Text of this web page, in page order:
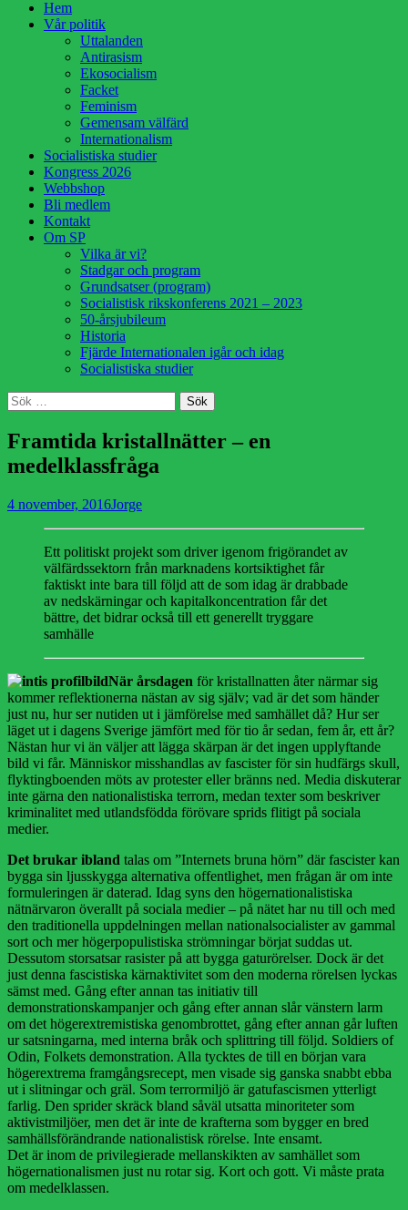
HoppaHem
Vår politik
Uttalanden
Antirasism
Ekosocialism
Facket
Feminism
Gemensam välfärd
Internationalism
Socialistiska studier
Kongress 2026
Webbshop
Bli medlem
Kontakt
Om SP
Vilka är vi?
Stadgar och program
Grundsatser (program)
Socialistisk rikskonferens 2021 – 2023
50-årsjubileum
Historia
Fjärde Internationalen igår och idag
Socialistiska studier
Sök
Sök
efter:
Framtida kristallnätter – en
medelklassfråga
Publicerad
4 november, 2016Författare
Jorge
Ett politiskt projekt som driver igenom frigörandet av
välfärdssektorn från marknadens kortsiktighet får
faktiskt inte bara till följd att de som idag är drabbade
av nedskärningar och kapitalkoncentration får det
bättre, det bidrar också till ett generellt tryggare
samhälle
När årsdagen för kristallnatten åter närmar sig
kommer reflektionerna nästan av sig själv; vad är det som händer
just nu, hur ser nutiden ut i jämförelse med samhället då? Hur ser
läget ut i dagens Sverige jämfört med för tio år sedan, fem år, ett år?
Nästan hur vi än väljer att lägga skärpan är det ingen upplyftande
bild vi får. Människor misshandlas av fascister för sin hudfärgs skull,
flyktingboenden möts av protester eller bränns ned. Media diskuterar
inte gärna den nationalistiska terrorn, medan texter som beskriver
kriminalitet med utlandsfödda förövare sprids flitigt på sociala
medier.
Det brukar ibland talas om ”Internets bruna hörn” där fascister kan
bygga sin ljusskygga alternativa offentlighet, men frågan är om inte
formuleringen är daterad. Idag syns den högernationalistiska
nätnärvaron överallt på sociala medier – på nätet har nu till och med
den traditionella uppdelningen mellan nationalsocialister av gammal
sort och mer höger­populistiska strömningar börjat suddas ut.
Dessutom storsatsar rasister på att bygga gaturörelser. Dock är det
just denna fascistiska kärnaktivitet som den moderna rörelsen lyckas
sämst med. Gång efter annan tas initiativ till
demonstrationskampanjer och gång efter annan slår vänstern larm
om det högerextremistiska genombrottet, gång efter annan går luften
ur satsningarna, med interna bråk och splittring till följd. Soldiers of
Odin, Folkets demonstration. Alla tycktes de till en början vara
högerextrema framgångsrecept, men visade sig ganska snabbt ebba
ut i slitning­ar och gräl. Som terrormiljö är gatufascismen ytterligt
farlig. Den sprider skräck bland såväl utsatta minoriteter som
aktivistmiljöer, men det är inte de krafterna som bygger en bred
samhällsförändrande nationalistisk rörelse. Inte ensamt.
Det är inom de privilegierade mellanskikten av samhället som
högernationalismen just nu rotar sig. Kort och gott. Vi måste prata
om medelklassen.